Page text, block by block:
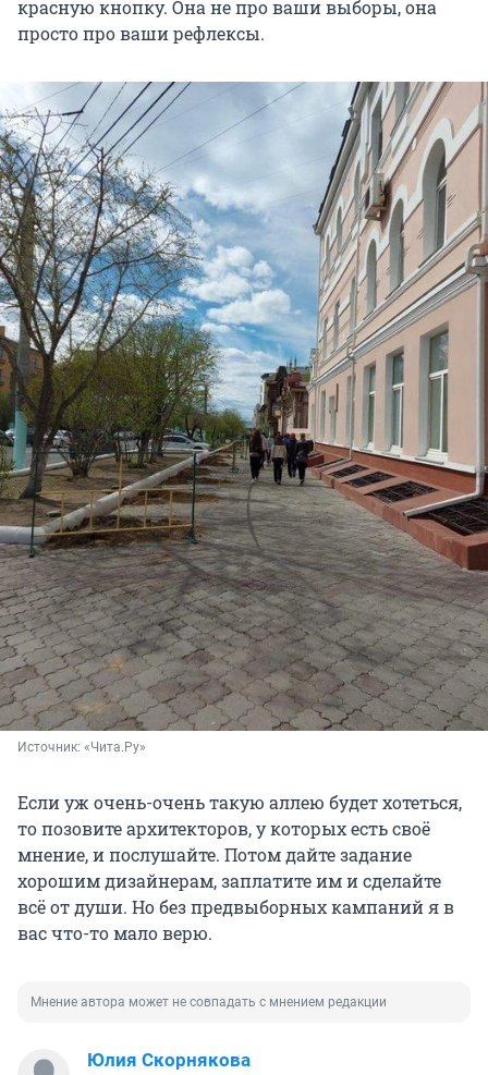
красную кнопку. Она не про ваши выборы, она
просто про ваши рефлексы.
Источник: «Чита.Ру»
Если уж очень-очень такую аллею будет хотеться,
то позовите архитекторов, у которых есть своё
мнение, и послушайте. Потом дайте задание
хорошим дизайнерам, заплатите им и сделайте
всё от души. Но без предвыборных кампаний я в
вас что-то мало верю.
Мнение автора может не совпадать с мнением редакции
Юлия Скорнякова